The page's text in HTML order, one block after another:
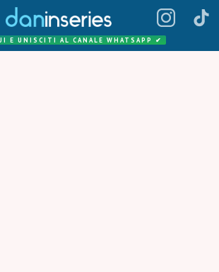
E UNISCITI AL CANALE WHATSAPP ✔